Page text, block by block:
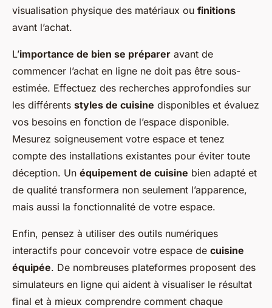
visualisation physique des matériaux ou finitions
avant l’achat.
L’importance de bien se préparer avant de
commencer l’achat en ligne ne doit pas être sous-
estimée. Effectuez des recherches approfondies sur
les différents styles de cuisine disponibles et évaluez
vos besoins en fonction de l’espace disponible.
Mesurez soigneusement votre espace et tenez
compte des installations existantes pour éviter toute
déception. Un équipement de cuisine bien adapté et
de qualité transformera non seulement l’apparence,
mais aussi la fonctionnalité de votre espace.
Enfin, pensez à utiliser des outils numériques
interactifs pour concevoir votre espace de cuisine
équipée. De nombreuses plateformes proposent des
simulateurs en ligne qui aident à visualiser le résultat
final et à mieux comprendre comment chaque